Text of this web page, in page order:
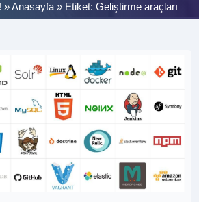
»Anasayfa» Etiket: Geliştirme araçları